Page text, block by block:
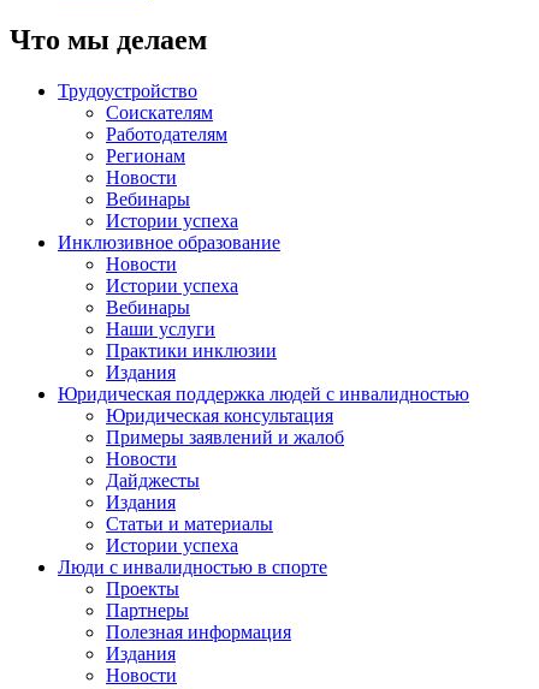
Что мы делаем
Трудоустройство
Соискателям
Работодателям
Регионам
Новости
Вебинары
Истории успеха
Инклюзивное образование
Новости
Истории успеха
Вебинары
Наши услуги
Практики инклюзии
Издания
Юридическая поддержка людей с инвалидностью
Юридическая консультация
Примеры заявлений и жалоб
Новости
Дайджесты
Издания
Статьи и материалы
Истории успеха
Люди с инвалидностью в спорте
Проекты
Партнеры
Полезная информация
Издания
Новости